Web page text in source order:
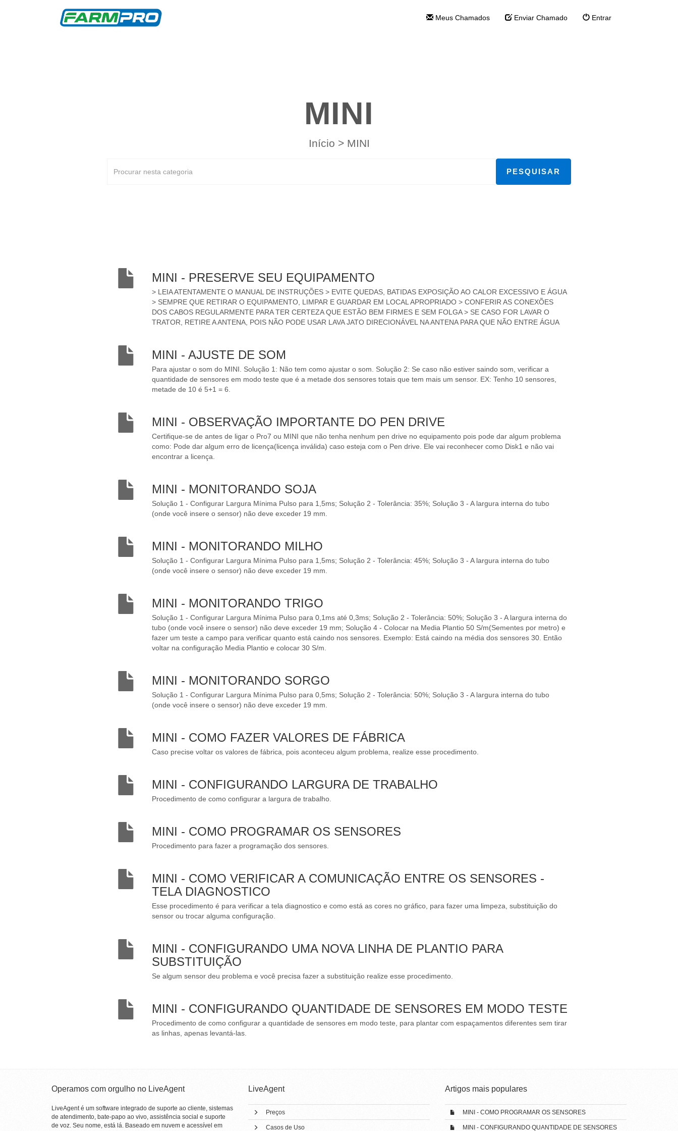
Meus Chamados Enviar Chamado Entrar
MINI
Início > MINI
MINI - PRESERVE SEU EQUIPAMENTO
> LEIA ATENTAMENTE O MANUAL DE INSTRUÇÕES > EVITE QUEDAS, BATIDAS EXPOSIÇÃO AO CALOR EXCESSIVO E ÁGUA
> SEMPRE QUE RETIRAR O EQUIPAMENTO, LIMPAR E GUARDAR EM LOCAL APROPRIADO > CONFERIR AS CONEXÕES
DOS CABOS REGULARMENTE PARA TER CERTEZA QUE ESTÃO BEM FIRMES E SEM FOLGA > SE CASO FOR LAVAR O
TRATOR, RETIRE A ANTENA, POIS NÃO PODE USAR LAVA JATO DIRECIONÁVEL NA ANTENA PARA QUE NÃO ENTRE ÁGUA
MINI - AJUSTE DE SOM
Para ajustar o som do MINI. Solução 1: Não tem como ajustar o som. Solução 2: Se caso não estiver saindo som, verificar a
quantidade de sensores em modo teste que é a metade dos sensores totais que tem mais um sensor. EX: Tenho 10 sensores,
metade de 10 é 5+1 = 6.
MINI - OBSERVAÇÃO IMPORTANTE DO PEN DRIVE
Certifique-se de antes de ligar o Pro7 ou MINI que não tenha nenhum pen drive no equipamento pois pode dar algum problema
como: Pode dar algum erro de licença(licença inválida) caso esteja com o Pen drive. Ele vai reconhecer como Disk1 e não vai
encontrar a licença.
MINI - MONITORANDO SOJA
Solução 1 - Configurar Largura Mínima Pulso para 1,5ms; Solução 2 - Tolerância: 35%; Solução 3 - A largura interna do tubo
(onde você insere o sensor) não deve exceder 19 mm.
MINI - MONITORANDO MILHO
Solução 1 - Configurar Largura Mínima Pulso para 1,5ms; Solução 2 - Tolerância: 45%; Solução 3 - A largura interna do tubo
(onde você insere o sensor) não deve exceder 19 mm.
MINI - MONITORANDO TRIGO
Solução 1 - Configurar Largura Mínima Pulso para 0,1ms até 0,3ms; Solução 2 - Tolerância: 50%; Solução 3 - A largura interna do
tubo (onde você insere o sensor) não deve exceder 19 mm; Solução 4 - Colocar na Media Plantio 50 S/m(Sementes por metro) e
fazer um teste a campo para verificar quanto está caindo nos sensores. Exemplo: Está caindo na média dos sensores 30. Então
voltar na configuração Media Plantio e colocar 30 S/m.
MINI - MONITORANDO SORGO
Solução 1 - Configurar Largura Mínima Pulso para 0,5ms; Solução 2 - Tolerância: 50%; Solução 3 - A largura interna do tubo
(onde você insere o sensor) não deve exceder 19 mm.
MINI - COMO FAZER VALORES DE FÁBRICA
Caso precise voltar os valores de fábrica, pois aconteceu algum problema, realize esse procedimento.
MINI - CONFIGURANDO LARGURA DE TRABALHO
Procedimento de como configurar a largura de trabalho.
MINI - COMO PROGRAMAR OS SENSORES
Procedimento para fazer a programação dos sensores.
MINI - COMO VERIFICAR A COMUNICAÇÃO ENTRE OS SENSORES -
TELA DIAGNOSTICO
Esse procedimento é para verificar a tela diagnostico e como está as cores no gráfico, para fazer uma limpeza, substituição do
sensor ou trocar alguma configuração.
MINI - CONFIGURANDO UMA NOVA LINHA DE PLANTIO PARA
SUBSTITUIÇÃO
Se algum sensor deu problema e você precisa fazer a substituição realize esse procedimento.
MINI - CONFIGURANDO QUANTIDADE DE SENSORES EM MODO TESTE
Procedimento de como configurar a quantidade de sensores em modo teste, para plantar com espaçamentos diferentes sem tirar
as linhas, apenas levantá-las.
Operamos com orgulho no LiveAgent
LiveAgent é um software integrado de suporte ao cliente, sistemas
de atendimento, bate-papo ao vivo, assistência social e suporte
de voz. Seu nome, está lá. Baseado em nuvem e acessível em
LiveAgent
Preços
Casos de Uso
Artigos mais populares
MINI - COMO PROGRAMAR OS SENSORES
MINI - CONFIGURANDO QUANTIDADE DE SENSORES